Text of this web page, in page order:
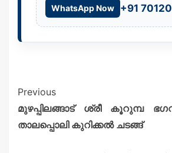
WhatsApp Now +91
Previous
മുഴപ്പിലങ്ങാട് ശ്രീ കൂറുമ്പ
താലപ്പൊലി കുറിക്കൽ ചടങ്ങ്